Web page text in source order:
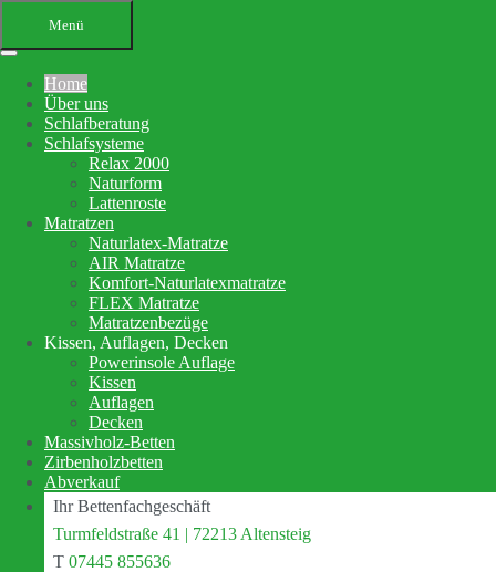
Menü
Home
Über uns
Schlafberatung
Schlafsysteme
Relax 2000
Naturform
Lattenroste
Matratzen
Naturlatex-Matratze
AIR Matratze
Komfort-Naturlatexmatratze
FLEX Matratze
Matratzenbezüge
Kissen, Auflagen, Decken
Powerinsole Auflage
Kissen
Auflagen
Decken
Massivholz-Betten
Zirbenholzbetten
Abverkauf
Ihr Bettenfachgeschäft
Turmfeldstraße 41 | 72213 Altensteig
T 07445 855636
Ihr Bettenfachgeschäft in
Altensteig
Matratzenberatung
und Betten
Ihre Schlafberatung
Schlafsystem Relax 2000
Matratzen aus reinem Naturlatex